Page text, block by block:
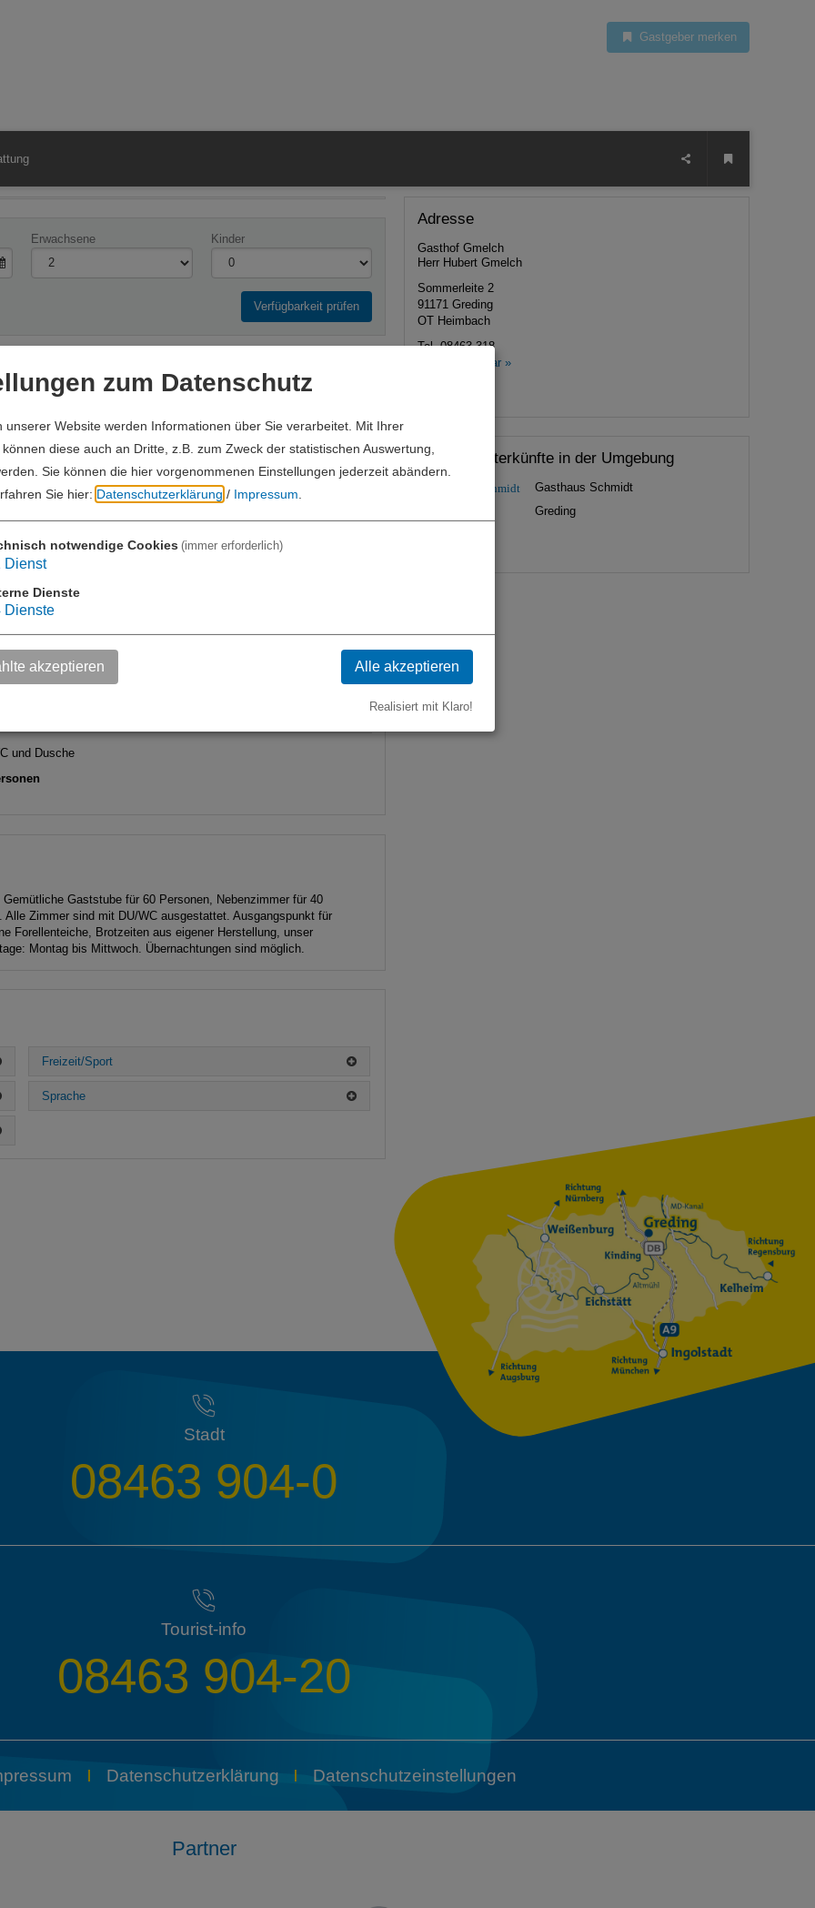
Gastgeber merken
Erwachsene Kinder
Verfügbarkeit prüfen
€ pro Einheit/ Nacht für 1 Pers. (Erw./Kind)
Verfügbarkeiten anzeigen
und Dusche
€ pro Einheit/ Nacht für 2 Pers. (Erw./Kind)
und Dusche
Gaststube für 60 Personen, Nebenzimmer für 40
Zimmer sind mit DU/WC ausgestattet. Ausgangspunkt für
Forellenteiche, Brotzeiten aus eigener Herstellung, unser
Montag bis Mittwoch. Übernachtungen sind möglich.
Freizeit/Sport
Sprache
Adresse
Gasthof Gmelch
Herr Hubert Gmelch
Sommerleite 2
91171 Greding
OT Heimbach
Tel.08463 318
Kontaktformular »
Weitere Unterkünfte in der Umgebung
Gasthaus Schmidt
Greding
Stadt
08463 904-0
Tourist-info
08463 904-20
Datenschutzerklärung Datenschutzeinstellungen
Partner
zum Datenschutz
unserer Website werden Informationen über Sie verarbeitet. Mit Ihrer
diese auch an Dritte, z.B. zum Zweck der statistischen Auswertung,
Sie können die hier vorgenommenen Einstellungen jederzeit abändern.
Sie hier: Datenschutzerklärung / Impressum
notwendige Cookies (immer erforderlich)
Dienst
Dienste
Dienste
akzeptieren Alle akzeptieren
Realisiert mit Klaro!